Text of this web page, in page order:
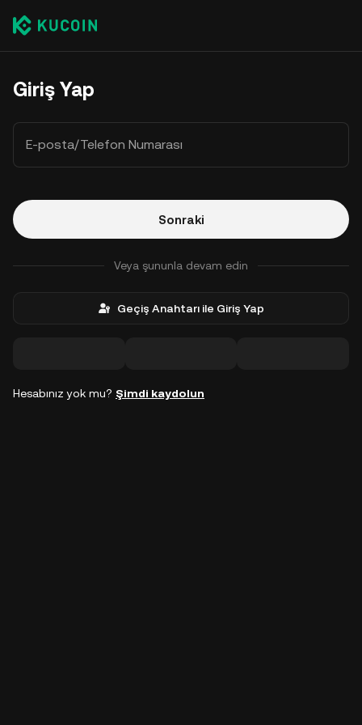
Giriş Yap
E-posta/Telefon Numarası
Sonraki
Veya şununla devam edin
Geçiş Anahtarı ile Giriş Yap
Hesabınız yok mu? Şimdi kaydolun